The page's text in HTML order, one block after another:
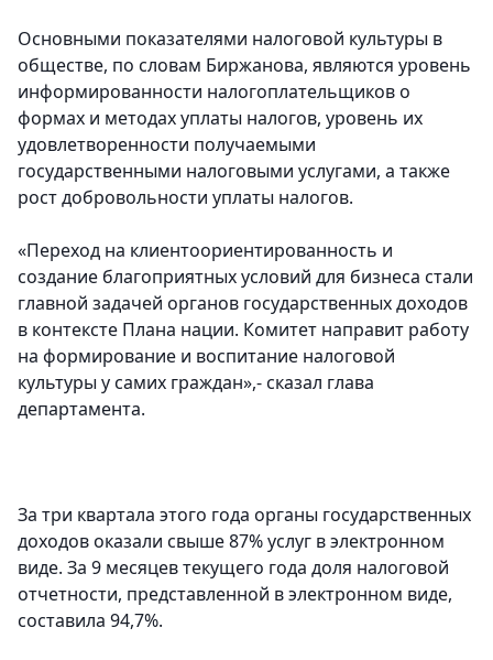
Основными показателями налоговой культуры в
обществе, по словам Биржанова, являются уровень
информированности налогоплательщиков о
формах и методах уплаты налогов, уровень их
удовлетворенности получаемыми
государственными налоговыми услугами, а также
рост добровольности уплаты налогов.
«Переход на клиентоориентированность и
создание благоприятных условий для бизнеса стали
главной задачей органов государственных доходов
в контексте Плана нации. Комитет направит работу
на формирование и воспитание налоговой
культуры у самих граждан»,- сказал глава
департамента.
За три квартала этого года органы государственных
доходов оказали свыше 87% услуг в электронном
виде. За 9 месяцев текущего года доля налоговой
отчетности, представленной в электронном виде,
составила 94,7%.